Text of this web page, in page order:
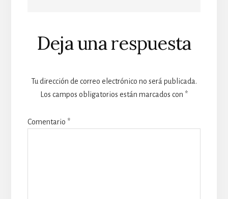
Deja una respuesta
Tu dirección de correo electrónico no será publicada.
Los campos obligatorios están marcados con *
Comentario *